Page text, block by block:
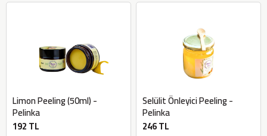
Limon Peeling (50ml) -
Pelinka
192 TL
Selülit Önleyici Peeling -
Pelinka
246 TL